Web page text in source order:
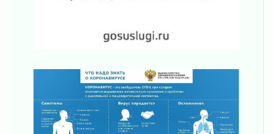
В Ивангороде назвали новых почетных
граждан Ленинградской области
Готовность №1
02 августа 2026
Километровые столбы «Дороги жизни»
отправили на реставрацию
02 августа 2026